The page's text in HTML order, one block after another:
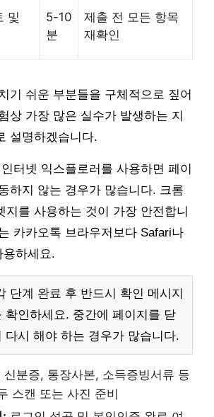
및
5-10
분
제출 전 모든 항목
재확인
기 쉬운 부분들을 구체적으로 짚어
상 가장 많은 실수가 발생하는 지
설명하겠습니다.
터넷 익스플로러를 사용하면 페이
하지 않는 경우가 많습니다. 크롬
지를 사용하는 것이 가장 안전합니
카카오톡 브라우저보다 Safari나
용하세요.
단계 완료 후 반드시 확인 메시지
확인하세요. 중간에 페이지를 닫
다시 해야 하는 경우가 많습니다.
신분증, 통장사본, 소득증빙서류 등
스캔 또는 사진 준비